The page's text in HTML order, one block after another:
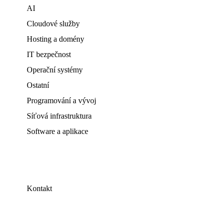
AI
Cloudové služby
Hosting a domény
IT bezpečnost
Operační systémy
Ostatní
Programování a vývoj
Síťová infrastruktura
Software a aplikace
Kontakt